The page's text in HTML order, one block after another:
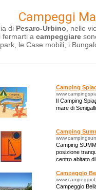
Campeggi
di Pesaro-Urbino , nelle
fermarti a campeggiare
le Case mobili, i
Camping
Il Camping
mare di
Camping
Camping
posizione
centro abitato
Campeggio
Campeggio